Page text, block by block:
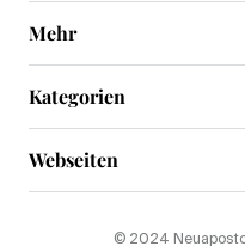
Mehr
Kategorien
Webseiten
© 2024